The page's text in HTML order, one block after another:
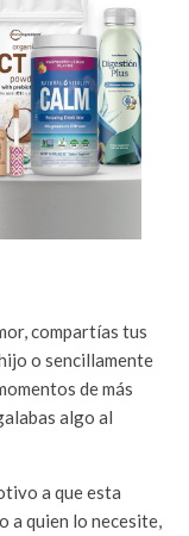
compartías tus
o sencillamente
de más
algo al
a que esta
a quien lo necesite,